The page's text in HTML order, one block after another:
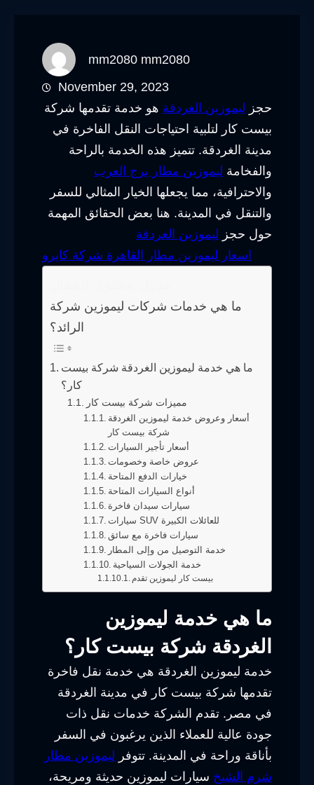
mm2080 mm2080
November 29, 2023
حجز ليموزين الغردقة هو خدمة تقدمها شركة
بيست كار لتلبية احتياجات النقل الفاخرة في
مدينة الغردقة. تتميز هذه الخدمة بالراحة
والفخامة ليموزين مطار برج العرب
والاحترافية، مما يجعلها الخيار المثالي للسفر
والتنقل في المدينة. هنا بعض الحقائق المهمة
حول حجز ليموزين الغردقة
اسعار ليموزين مطار القاهرة شركة كايرو
ما هي خدمات شركات ليموزين شركة
الرائد؟
ما هي خدمة ليموزين الغردقة شركة بيست
كار؟
مميزات شركة بيست كار
أسعار وعروض خدمة ليموزين الغردقة
شركة بيست كار
أسعار تأجير السيارات
عروض خاصة وخصومات
خيارات الدفع المتاحة
أنواع السيارات المتاحة
سيارات سيدان فاخرة
سيارات SUV للعائلات الكبيرة
سيارات فاخرة مع سائق
خدمة التوصيل من وإلى المطار
خدمة الجولات السياحية
بيست كار ليموزين تقدم
ما هي خدمة ليموزين
الغردقة شركة بيست كار؟
خدمة ليموزين الغردقة هي خدمة نقل فاخرة
تقدمها شركة بيست كار في مدينة الغردقة
في مصر. تقدم الشركة خدمات نقل ذات
جودة عالية للعملاء الذين يرغبون في السفر
بأناقة وراحة في المدينة. تتوفر ليموزين مطار
شرم الشيخ سيارات ليموزين حديثة ومريحة،